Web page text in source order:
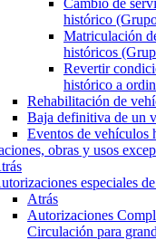
Cambio de
histórico
Matriculación
históricos
Revertir
histórico a
Rehabilitación de
Baja definitiva de un
Eventos de vehículos
obras y usos
especiales
Atrás
Autorizaciones
Circulación para